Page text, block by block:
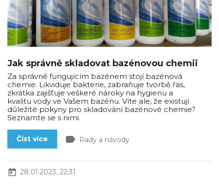
Jak správně skladovat bazénovou chemii
Za správně fungujícím bazénem stojí bazénová
chemie. Likviduje bakterie, zabraňuje tvorbě řas,
zkrátka zajišťuje veškeré nároky na hygienu a
kvalitu vody ve Vašem bazénu. Víte ale, že existují
důležité pokyny pro skladování bazénové chemie?
Seznamte se s nimi.
Číst více label Rady a návody
today 28.01.2023, 22:31